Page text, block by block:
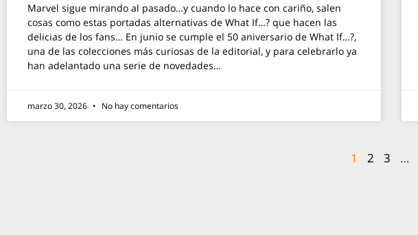
Marvel sigue mirando al pasado…y cuando lo hace con cariño, salen
cosas como estas portadas alternativas de What If…? que hacen las
delicias de los fans… En junio se cumple el 50 aniversario de What If…?,
una de las colecciones más curiosas de la editorial, y para celebrarlo ya
han adelantado una serie de novedades…
marzo 30, 2026 No hay comentarios
1 2 3 …